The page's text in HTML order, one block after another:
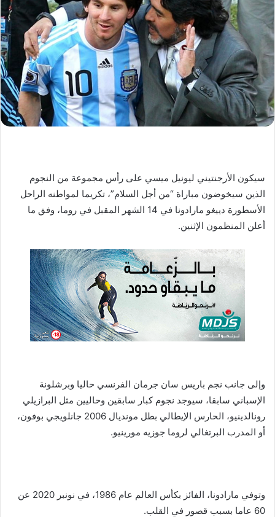
ر
د
إ
ل
ك
سيكون الأرجنتيني ليونيل ميسي على رأس مجموعة من النجوم
الذين سيخوضون مباراة “من أجل السلام”، تكريما لمواطنه الراحل
الأسطورة دييغو مارادونا في 14 الشهر المقبل في روما، وفق ما
أعلن المنظمون الإثنين.
وإلى جانب نجم باريس سان جرمان الفرنسي حاليا وبرشلونة
الإسباني سابقا، سيوجد نجوم كبار سابقين وحاليين مثل البرازيلي
رونالدينيو، الحارس الإيطالي بطل مونديال 2006 جانلويجي بوفون،
أو المدرب البرتغالي لروما جوزيه مورينيو.
وتوفي مارادونا، الفائز بكأس العالم عام 1986، في نونبر 2020 عن
60 عاما بسبب قصور في القلب.